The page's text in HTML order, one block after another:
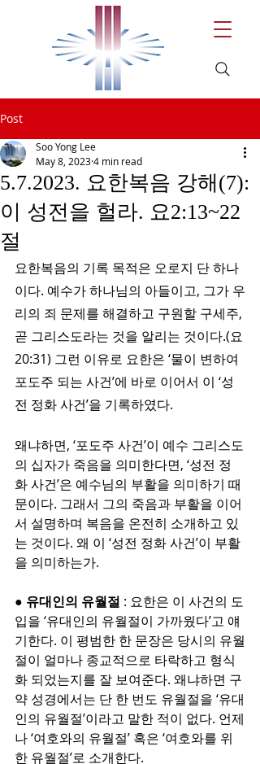
Post
5.7.2023. 요한복음 강해(7):
이 성전을 헐라. 요2:13~22
절
Soo Yong Lee
May 8, 20234 min read
요한복음의 기록 목적은 오로지 단 하나
이다. 예수가 하나님의 아들이고, 그가 우
리의 죄 문제를 해결하고 구원할 구세주,
곧 그리스도라는 것을 알리는 것이다.(요
20:31) 그런 이유로 요한은 ‘물이 변하여
포도주 되는 사건’에 바로 이어서 이 ‘성
전 정화 사건’을 기록하였다.
왜냐하면, ‘포도주 사건’이 예수 그리스도
의 십자가 죽음을 의미한다면, ‘성전 정
화 사건’은 예수님의 부활을 의미하기 때
문이다. 그래서 그의 죽음과 부활을 이어
서 설명하며 복음을 온전히 소개하고 있
는 것이다. 왜 이 ‘성전 정화 사건’이 부활
을 의미하는가.
● 유대인의 유월절 : 요한은 이 사건의 도
입을 ‘유대인의 유월절이 가까웠다’고 얘
기한다. 이 평범한 한 문장은 당시의 유월
절이 얼마나 종교적으로 타락하고 형식
화 되었는지를 잘 보여준다. 왜냐하면 구
약 성경에서는 단 한 번도 유월절을 ‘유대
인의 유월절’이라고 말한 적이 없다. 언제
나 ‘여호와의 유월절’ 혹은 ‘여호와를 위
한 유월절’로 소개한다.